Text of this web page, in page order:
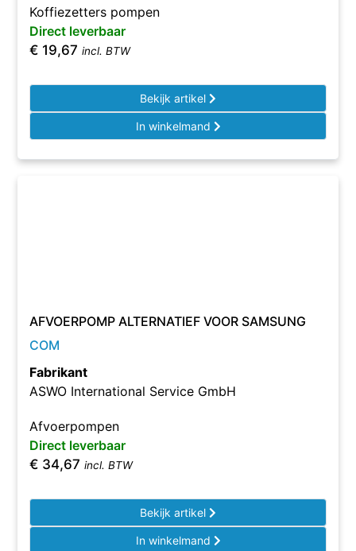
Koffiezetters pompen
Direct leverbaar
€ 19,67 incl. BTW
Bekijk artikel
In winkelmand
AFVOERPOMP ALTERNATIEF VOOR SAMSUNG
COM
Fabrikant
ASWO International Service GmbH
Afvoerpompen
Direct leverbaar
€ 34,67 incl. BTW
Bekijk artikel
In winkelmand